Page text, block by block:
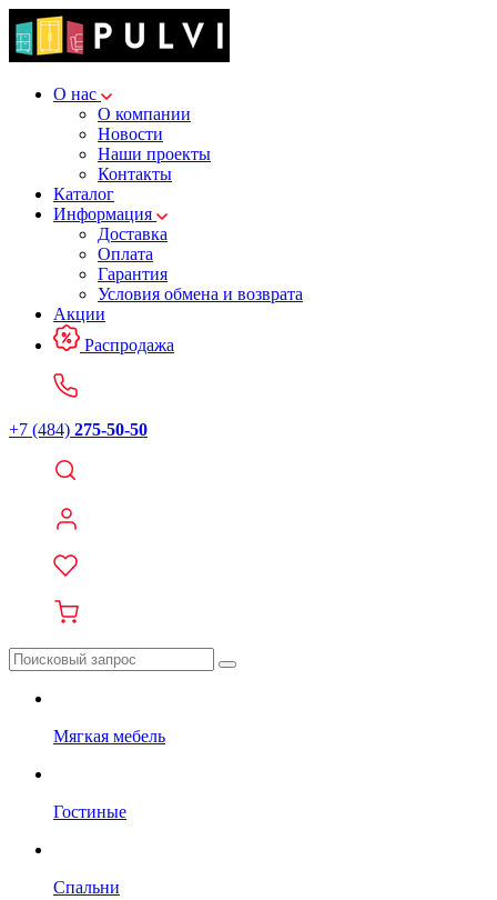
О нас
О компании
Новости
Наши проекты
Контакты
Каталог
Информация
Доставка
Оплата
Гарантия
Условия обмена и возврата
Акции
Распродажа
+7 (484) 275-50-50
Мягкая мебель
Гостиные
Спальни